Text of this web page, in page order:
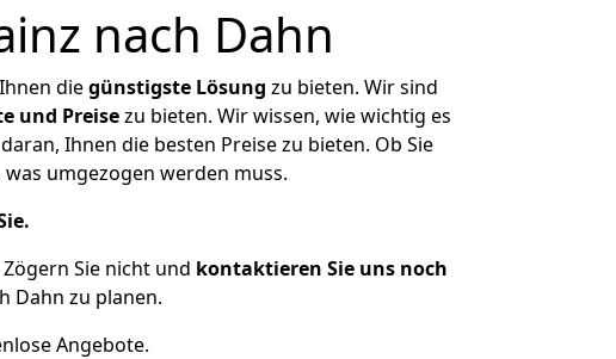
nach Dahn
diegünstigste Lösung zu bieten. Wir sind
und Preisezu bieten. Wir wissen, wie wichtig es
Ihnen die besten Preise zu bieten. Ob Sie
umgezogen werden muss.
Zögern Sie nicht und kontaktieren Sie uns noch
Dahn zu planen.
Angebote.